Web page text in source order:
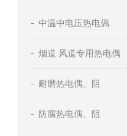
中温中电压热电偶
烟道 风道专用热电偶
耐磨热电偶、阻
防腐热电偶、阻